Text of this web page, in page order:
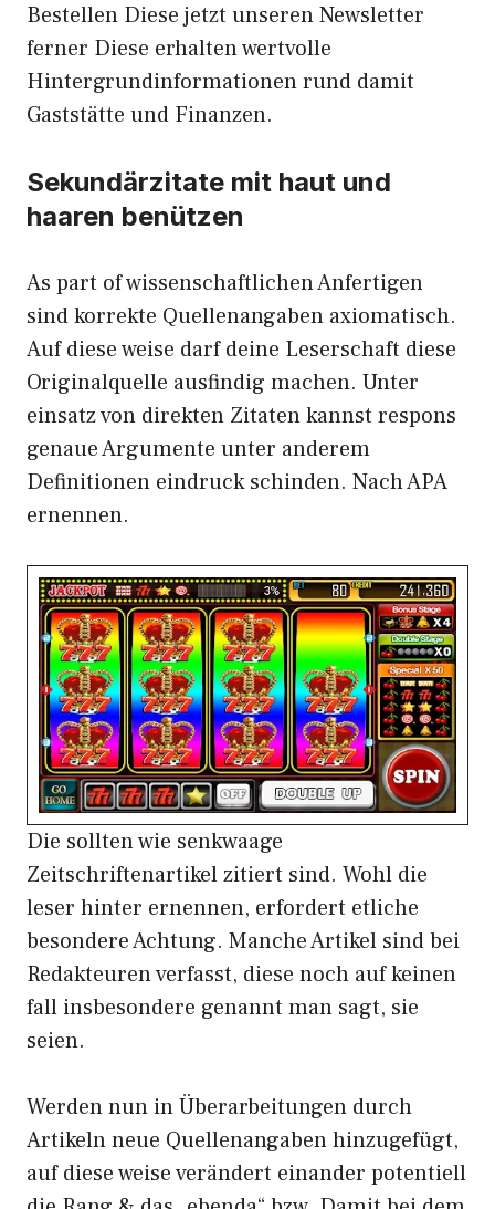
Bestellen Diese jetzt unseren Newsletter
ferner Diese erhalten wertvolle
Hintergrundinformationen rund damit
Gaststätte und Finanzen.
Sekundärzitate mit haut und
haaren benützen
As part of wissenschaftlichen Anfertigen
sind korrekte Quellenangaben axiomatisch.
Auf diese weise darf deine Leserschaft diese
Originalquelle ausfindig machen. Unter
einsatz von direkten Zitaten kannst respons
genaue Argumente unter anderem
Definitionen eindruck schinden. Nach APA
ernennen.
Die sollten wie senkwaage
Zeitschriftenartikel zitiert sind. Wohl die
leser hinter ernennen, erfordert etliche
besondere Achtung. Manche Artikel sind bei
Redakteuren verfasst, diese noch auf keinen
fall insbesondere genannt man sagt, sie
seien.
Werden nun in Überarbeitungen durch
Artikeln neue Quellenangaben hinzugefügt,
auf diese weise verändert einander potentiell